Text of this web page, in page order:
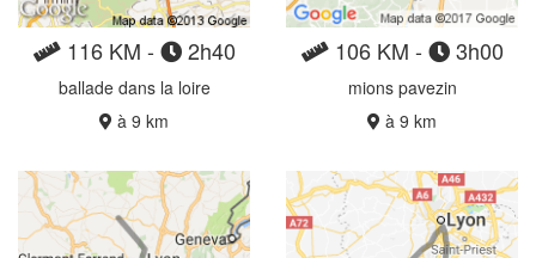
116 KM - 2h40
ballade dans la loire
à 9 km
106 KM - 3h00
mions pavezin
à 9 km